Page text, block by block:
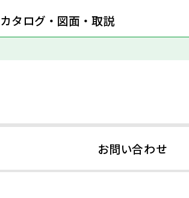
カタログ・図面・取説
お問い合わせ